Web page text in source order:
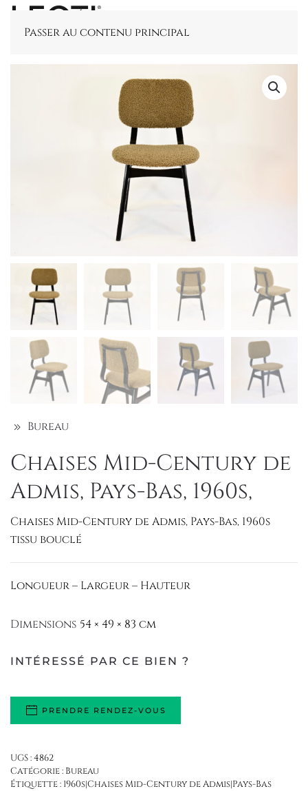
Passer au contenu principal
Bureau
Chaises Mid-Century de
Admis, Pays-Bas, 1960s,
Chaises Mid-Century de Admis, Pays-Bas, 1960s
tissu bouclé
Longueur – Largeur – Hauteur
Dimensions 54 × 49 × 83 cm
INTÉRESSÉ PAR CE BIEN ?
PRENDRE RENDEZ-VOUS
UGS :4862
Catégorie : Bureau
Étiquette : 1960s|Chaises Mid-Century de Admis|Pays-Bas